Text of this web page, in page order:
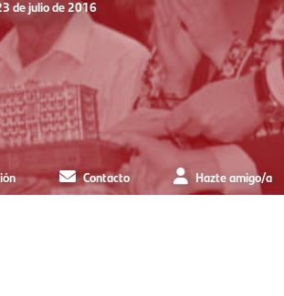
de julio de 2016
Contacto Hazte amigo/a